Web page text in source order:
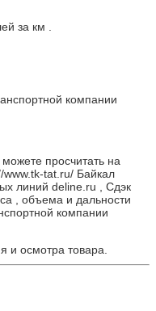
за км .
компании
просчитать на
tat.ru/ Байкал
линий deline.ru , Сдэк
, объема и дальности
компании
и осмотра товара.